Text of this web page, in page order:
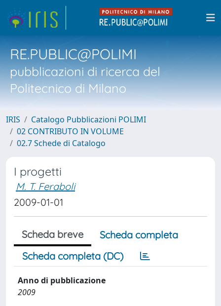
RE.PUBLIC@POLIMI
pubblicazioni di ricerca del
Politecnico di Milano
IRIS
Catalogo Pubblicazioni POLIMI
02 CONTRIBUTO IN VOLUME
02.7 Schede di Catalogo
I progetti
M. T. Feraboli
2009-01-01
Scheda breve
Scheda completa
Scheda completa (DC)
Anno di pubblicazione
2009